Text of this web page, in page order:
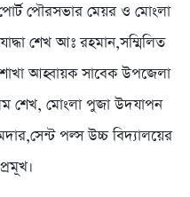
পৌরসভার মেয়র ও মোংলা
শেখ আঃ রহমান,সম্মিলিত
আহ্বায়ক সাবেক উপজেলা
শেখ, মোংলা পুজা উদযাপন
পল্স উচ্চ বিদ্যালয়ের